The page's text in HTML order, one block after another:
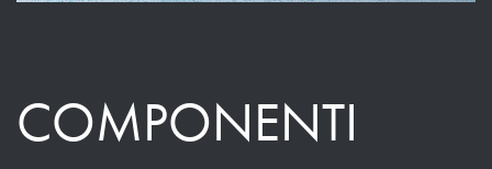
COMPONENTI